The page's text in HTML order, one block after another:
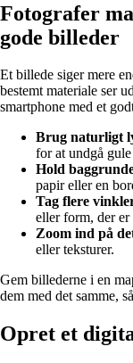
Fotografer
gode billeder
Et billede siger mere
bestemt materiale ser
smartphone med et
Brug naturligt
for at undgå
Hold
papir eller en
Tag flere
eller form, der
Zoom ind på
eller teksturer.
Gem billederne i en
dem med det samme,
Opret et